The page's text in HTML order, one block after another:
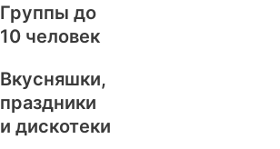
Группы до
10 человек
Вкусняшки,
праздники
и дискотеки